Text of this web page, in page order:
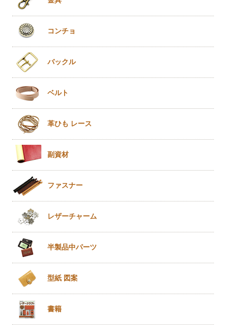
コンチョ
バックル
ベルト
革ひも レース
副資材
ファスナー
レザーチャーム
半製品中パーツ
型紙 図案
書籍